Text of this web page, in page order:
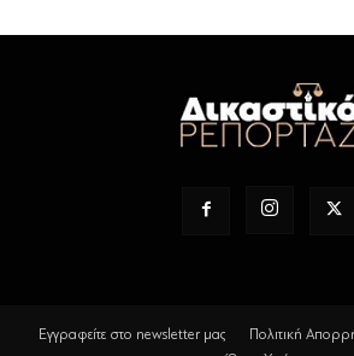
Εγγραφείτε στο newsletter μας Πολιτική